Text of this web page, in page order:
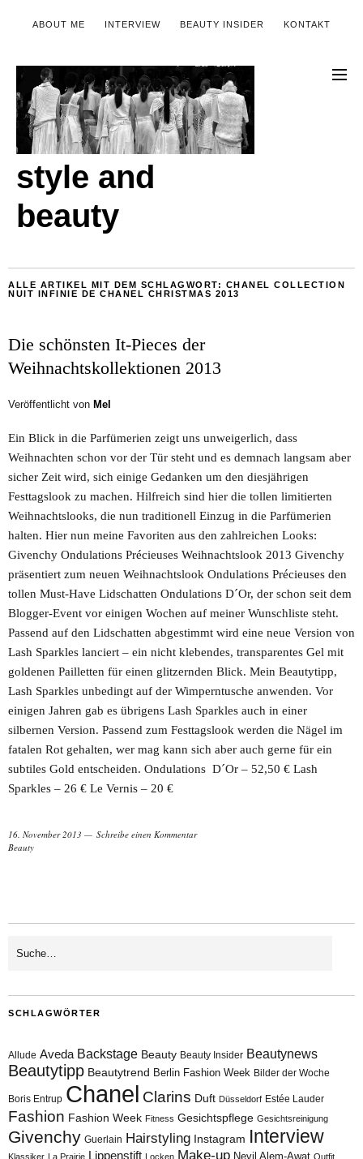
ABOUT ME INTERVIEW BEAUTY INSIDER KONTAKT
style and
beauty
ALLE ARTIKEL MIT DEM SCHLAGWORT: CHANEL COLLECTION
NUIT INFINIE DE CHANEL CHRISTMAS 2013
Die schönsten It-Pieces der
Weihnachtskollektionen 2013
Veröffentlicht von Mel
Ein Blick in die Parfümerien zeigt uns unweigerlich, dass
Weihnachten schon vor der Tür steht und es demnach langsam aber
sicher Zeit wird, sich einige Gedanken um den diesjährigen
Festtagslook zu machen. Hilfreich sind hier die tollen limitierten
Weihnachtslooks, die nun traditionell Einzug in die Parfümerien
halten. Hier nun meine Favoriten aus den zahlreichen Looks:
Givenchy Ondulations Précieuses Weihnachtslook 2013 Givenchy
präsentiert zum neuen Weihnachtslook Ondulations Précieuses den
tollen Must-Have Lidschatten Ondulations D´Or, der schon seit dem
Blogger-Event vor einigen Wochen auf meiner Wunschliste steht.
Passend auf den Lidschatten abgestimmt wird eine neue Version von
Lash Sparkles lanciert – ein nicht klebendes, transparentes Gel mit
goldenen Pailletten für einen glitzernden Blick. Mein Beautytipp,
Lash Sparkles unbedingt auf der Wimperntusche anwenden. Vor
einigen Jahren gab es übrigens Lash Sparkles auch in einer
silbernen Version. Passend zum Festtagslook werden die Nägel im
fatalen Rot gehalten, wer mag kann sich aber auch gerne für ein
subtiles Gold entscheiden. Ondulations D´Or – 52,50 € Lash
Sparkles – 26 € Le Vernis – 20 €
16. November 2013
Schreibe einen Kommentar
Beauty
SCHLAGWÖRTER
Allude Aveda Backstage Beauty Beauty Insider Beautynews
Beautytipp Beautytrend Berlin Fashion Week Bilder der Woche
Boris Entrup Chanel Clarins Duft Düsseldorf Estée Lauder
Fashion Fashion Week Fitness Gesichtspflege Gesichtsreinigung
Givenchy Guerlain Hairstyling Instagram Interview
Klassiker La Prairie Lippenstift Locken Make-up Nevil Alem-Awat Outfit